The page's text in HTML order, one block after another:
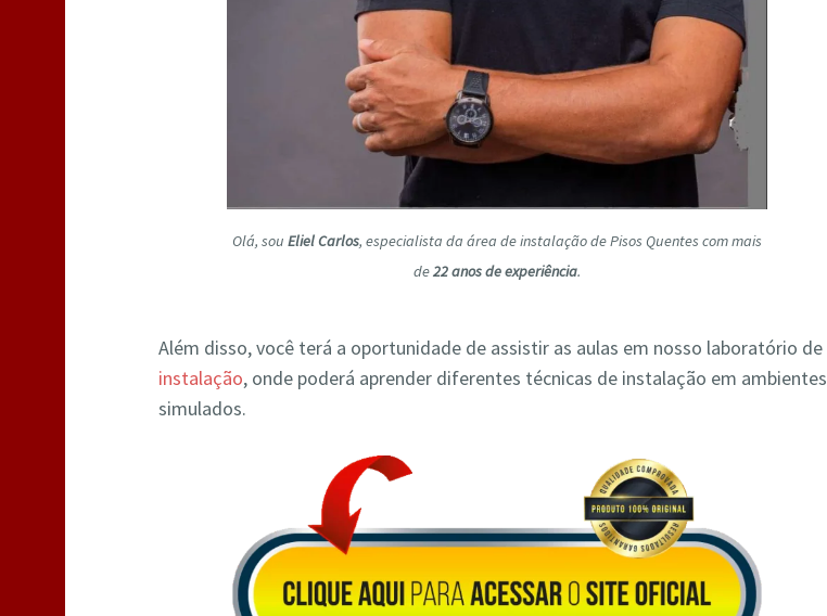
Olá, souEliel Carlos, especialista da área de instalação de Pisos Quentes com mais
de22 anos de experiência.
Além disso, você terá a oportunidade de assistir as aulas em nosso laboratório de
instalação, onde poderá aprender diferentes técnicas de instalação em ambientes
simulados.